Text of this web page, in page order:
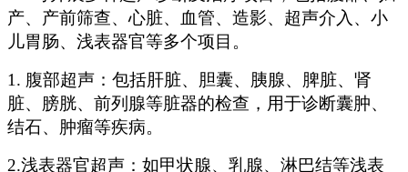
产、产前筛查、心脏、血管、造影、超声介入、小
儿胃肠、浅表器官等多个项目。
1. ‌腹部超声‌：包括肝脏、胆囊、胰腺、脾脏、肾
脏、膀胱、前列腺等脏器的检查，用于诊断囊肿、
结石、肿瘤等疾病。
2.‌浅表器官超声‌：如甲状腺、乳腺、淋巴结等浅表